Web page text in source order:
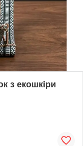
з екошкіри